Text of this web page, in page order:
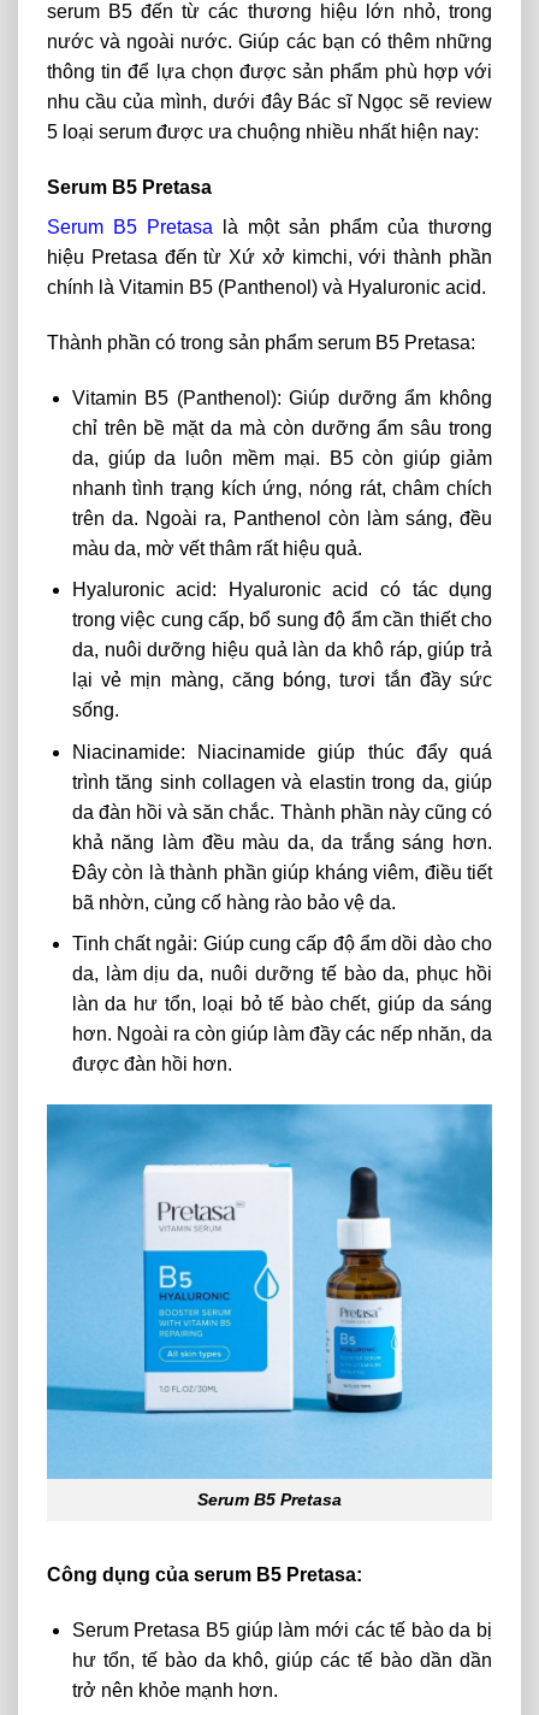
serum B5 đến từ các thương hiệu lớn nhỏ, trong
nước và ngoài nước. Giúp các bạn có thêm những
thông tin để lựa chọn được sản phẩm phù hợp với
nhu cầu của mình, dưới đây Bác sĩ Ngọc sẽ review
5 loại serum được ưa chuộng nhiều nhất hiện nay:
Serum B5 Pretasa
Serum B5 Pretasa
là một sản phẩm của thương
hiệu Pretasa đến từ Xứ xở kimchi, với thành phần
chính là Vitamin B5 (Panthenol) và Hyaluronic acid.
Thành phần có trong sản phẩm serum B5 Pretasa:
Vitamin B5 (Panthenol): Giúp dưỡng ẩm không
chỉ trên bề mặt da mà còn dưỡng ẩm sâu trong
da, giúp da luôn mềm mại. B5 còn giúp giảm
nhanh tình trạng kích ứng, nóng rát, châm chích
trên da. Ngoài ra, Panthenol còn làm sáng, đều
màu da, mờ vết thâm rất hiệu quả.
Hyaluronic acid: Hyaluronic acid có tác dụng
trong việc cung cấp, bổ sung độ ẩm cần thiết cho
da, nuôi dưỡng hiệu quả làn da khô ráp, giúp trả
lại vẻ mịn màng, căng bóng, tươi tắn đầy sức
sống.
Niacinamide: Niacinamide giúp thúc đẩy quá
trình tăng sinh collagen và elastin trong da, giúp
da đàn hồi và săn chắc. Thành phần này cũng có
khả năng làm đều màu da, da trắng sáng hơn.
Đây còn là thành phần giúp kháng viêm, điều tiết
bã nhờn, củng cố hàng rào bảo vệ da.
Tinh chất ngải: Giúp cung cấp độ ẩm dồi dào cho
da,
làm dịu da, nuôi dưỡng tế bào da, phục hồi
làn da hư tổn, loại bỏ tế bào chết, giúp da sáng
hơn. Ngoài ra còn giúp làm đầy các nếp nhăn, da
được đàn hồi hơn.
Serum B5 Pretasa
Công dụng của serum B5 Pretasa:
Serum Pretasa B5 giúp làm mới các tế bào da bị
hư tổn, tế bào da khô, giúp các tế bào dần dần
trở nên khỏe mạnh hơn.